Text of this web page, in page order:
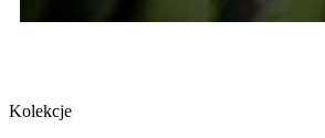
Kolekcje